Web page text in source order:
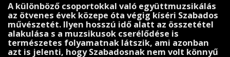
A különböző csoportokkal való együttmuzsikálás
az ötvenes évek közepe óta végig kíséri Szabados
művészetét. Ilyen hosszú idő alatt az összetétel
alakulása s a muzsikusok cserélődése is
természetes folyamatnak látszik, ami azonban
azt is jelenti, hogy Szabadosnak nem volt könnyű